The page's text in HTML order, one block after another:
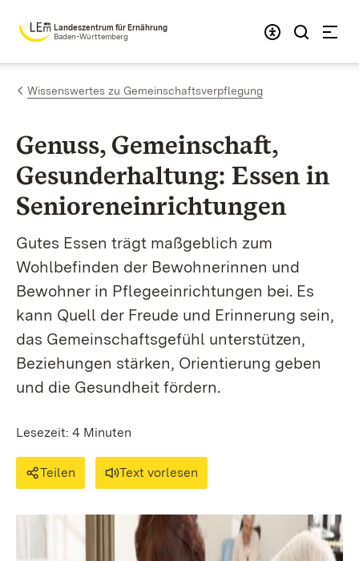
Zum Inhalt springen
Landeszentrum für Ernährung
Baden-Württemberg
Wissenswertes zu Gemeinschaftsverpflegung
Genuss, Gemein­schaft,
Gesund­er­haltung: Essen in
Senio­ren­ein­rich­tung­en
Gutes Essen trägt maßgeblich zum
Wohlbefinden der Bewohnerinnen und
Bewohner in Pflegeeinrichtungen bei. Es
kann Quell der Freude und Erinnerung sein,
das Gemeinschafts­gefühl unterstützen,
Beziehungen stärken, Orientierung geben
und die Gesundheit fördern.
Lesezeit: 4 Minuten
Teilen Text vorlesen